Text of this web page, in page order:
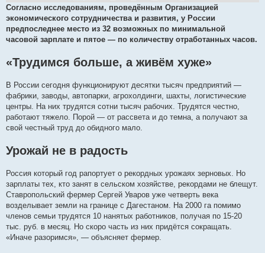
Согласно исследованиям, проведённым Организацией
экономического сотрудничества и развития, у России
предпоследнее место из 32 возможных по минимальной
часовой зарплате и пятое — по количеству отработанных часов.
«Трудимся больше, а живём хуже»
В России сегодня функционируют десятки тысяч предприятий —
фабрики, заводы, автопарки, агрохолдинги, шахты, логистические
центры. На них трудятся сотни тысяч рабочих. Трудятся честно,
работают тяжело. Порой — от рассвета и до темна, а получают за
свой честный труд до обидного мало.
Урожай не в радость
Россия который год рапортует о рекордных урожаях зерновых. Но
зарплаты тех, кто занят в сельском хозяйстве, рекордами не блещут.
Ставропольский фермер Сергей Уваров уже четверть века
возделывает земли на границе с Дагестаном. На 2000 га помимо
членов семьи трудятся 10 нанятых работников, получая по 15-20
тыс. руб. в месяц. Но скоро часть из них придётся сокращать.
«Иначе разоримся», — объясняет фермер.